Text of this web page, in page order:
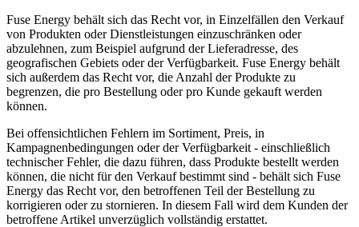
Fuse Energy behält sich das Recht vor, in Einzelfällen den Verkauf
von Produkten oder Dienstleistungen einzuschränken oder
abzulehnen, zum Beispiel aufgrund der Lieferadresse, des
geografischen Gebiets oder der Verfügbarkeit. Fuse Energy behält
sich außerdem das Recht vor, die Anzahl der Produkte zu
begrenzen, die pro Bestellung oder pro Kunde gekauft werden
können.
Bei offensichtlichen Fehlern im Sortiment, Preis, in
Kampagnenbedingungen oder der Verfügbarkeit - einschließlich
technischer Fehler, die dazu führen, dass Produkte bestellt werden
können, die nicht für den Verkauf bestimmt sind - behält sich Fuse
Energy das Recht vor, den betroffenen Teil der Bestellung zu
korrigieren oder zu stornieren. In diesem Fall wird dem Kunden der
betroffene Artikel unverzüglich vollständig erstattet.